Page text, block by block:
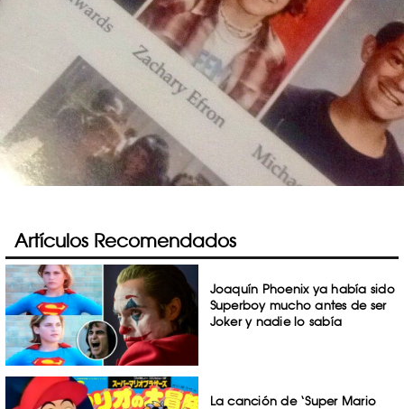
Artículos Recomendados
Joaquín Phoenix ya había sido
Superboy mucho antes de ser
Joker y nadie lo sabía
La canción de ‘Super Mario